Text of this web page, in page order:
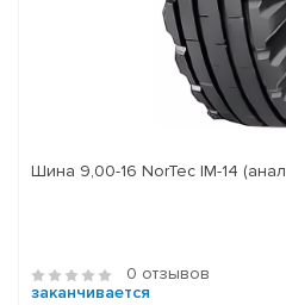
Шина 9,00-16 NorTec IM-14
0 отзывов
заканчивается